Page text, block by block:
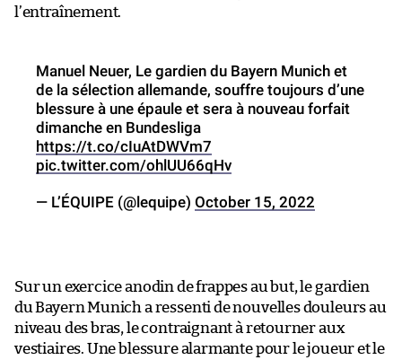
l’entraînement.
Manuel Neuer, Le gardien du Bayern Munich et
de la sélection allemande, souffre toujours d’une
blessure à une épaule et sera à nouveau forfait
dimanche en Bundesliga
https://t.co/cIuAtDWVm7
pic.twitter.com/ohlUU66qHv
— L’ÉQUIPE (@lequipe) October 15, 2022
Sur un exercice anodin de frappes au but, le gardien
du Bayern Munich a ressenti de nouvelles douleurs au
niveau des bras, le contraignant à retourner aux
vestiaires. Une blessure alarmante pour le joueur et le